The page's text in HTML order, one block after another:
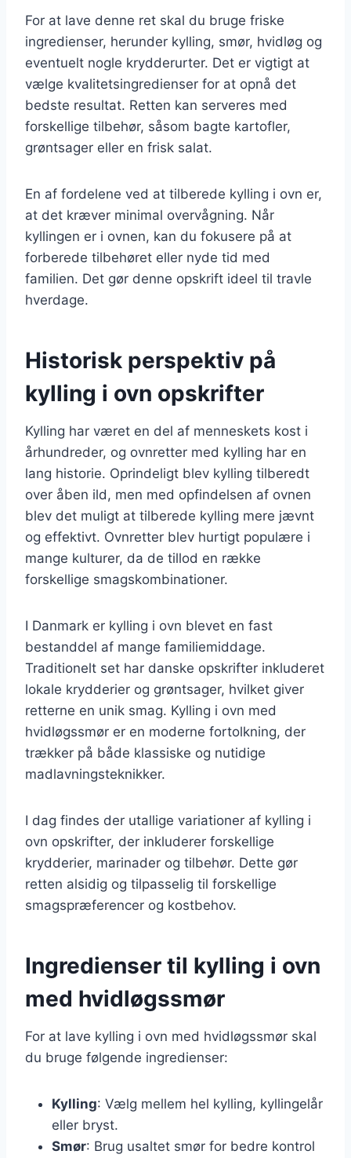
For at lave denne ret skal du bruge friske
ingredienser, herunder kylling, smør, hvidløg og
eventuelt nogle krydderurter. Det er vigtigt at
vælge kvalitetsingredienser for at opnå det
bedste resultat. Retten kan serveres med
forskellige tilbehør, såsom bagte kartofler,
grøntsager eller en frisk salat.
En af fordelene ved at tilberede kylling i ovn er,
at det kræver minimal overvågning. Når
kyllingen er i ovnen, kan du fokusere på at
forberede tilbehøret eller nyde tid med
familien. Det gør denne opskrift ideel til travle
hverdage.
Historisk perspektiv på
kylling i ovn opskrifter
Kylling har været en del af menneskets kost i
århundreder, og ovnretter med kylling har en
lang historie. Oprindeligt blev kylling tilberedt
over åben ild, men med opfindelsen af ovnen
blev det muligt at tilberede kylling mere jævnt
og effektivt. Ovnretter blev hurtigt populære i
mange kulturer, da de tillod en række
forskellige smagskombinationer.
I Danmark er kylling i ovn blevet en fast
bestanddel af mange familiemiddage.
Traditionelt set har danske opskrifter inkluderet
lokale krydderier og grøntsager, hvilket giver
retterne en unik smag. Kylling i ovn med
hvidløgssmør er en moderne fortolkning, der
trækker på både klassiske og nutidige
madlavningsteknikker.
I dag findes der utallige variationer af kylling i
ovn opskrifter, der inkluderer forskellige
krydderier, marinader og tilbehør. Dette gør
retten alsidig og tilpasselig til forskellige
smagspræferencer og kostbehov.
Ingredienser til kylling i ovn
med hvidløgssmør
For at lave kylling i ovn med hvidløgssmør skal
du bruge følgende ingredienser:
Kylling: Vælg mellem hel kylling, kyllingelår
eller bryst.
Smør: Brug usaltet smør for bedre kontrol